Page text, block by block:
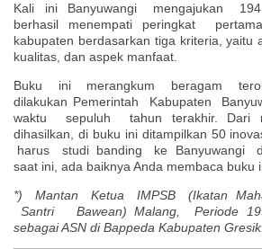
Kali ini Banyuwangi mengajukan 194
berhasil menempati peringkat
kabupaten berdasarkan tiga kriteria, yaitu
kualitas, dan aspek manfaat.
Buku ini merangkum beragam
dilakukan Pemerintah Kabupaten
waktu sepuluh tahun terakhir. Dari
dihasilkan, di buku ini ditampilkan 50
harus studi banding ke Banyuwangi
saat ini, ada baiknya Anda membaca buku
*) Mantan Ketua IMPSB (Ikatan
Santri Bawean) Malang, Periode
sebagai ASN di Bappeda Kabupaten Gresik.